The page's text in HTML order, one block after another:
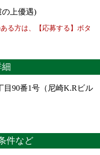
の上優遇)
る方は、【応募する】ボタ
目90番1号（尼崎K.Rビル
件など